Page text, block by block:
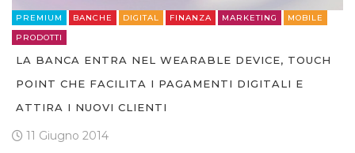
PREMIUM BANCHE DIGITAL FINANZA MARKETING
MOBILE
PRODOTTI
LA BANCA ENTRA NEL WEARABLE DEVICE, TOUCH
POINT CHE FACILITA I PAGAMENTI DIGITALI E
ATTIRA I NUOVI CLIENTI
11 Giugno 2014